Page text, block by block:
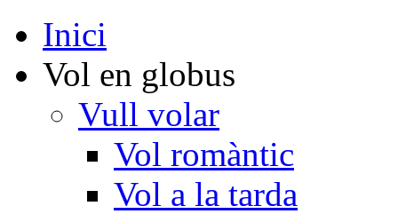
Inici
Vol en globus
Vull volar
Vol romàntic
Vol a la tarda